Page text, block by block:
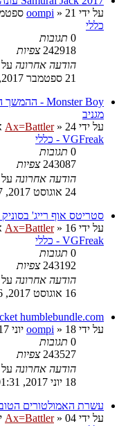
על ידי
oompi » 21 ספטמבר 2017, 14:25
כללי
0 תגובות
242918 צפיות
הודעה אחרונה על
21 ספטמבר 2017, 14:25
מגניב
על ידי
Ax=Battler» 24 אוגוסט 2017, 14:07
VGFreak - כללי
0 תגובות
243087 צפיות
הודעה אחרונה על
24 אוגוסט 2017, 14:07
סטריטס אוף רייג'
על ידי
Ax=Battler» 16 אוגוסט 2017, 10:16
VGFreak - כללי
0 תגובות
243192 צפיות
הודעה אחרונה על
16 אוגוסט 2017, 10:16
humblebundle.com
על ידי
oompi » 18 יוני 2017, 01:31
0 תגובות
243527 צפיות
הודעה אחרונה על
18 יוני 2017, 01:31
עשרת האמולטורים הטובים ביותר ב
על ידי
Ax=Battler» 04 יוני 2017, 13:37